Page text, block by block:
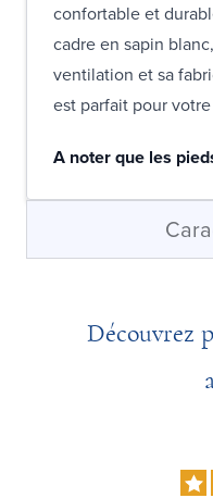
confortable et
cadre en sapin
ventilation et sa
est parfait pour
A noter que les
Découvrez